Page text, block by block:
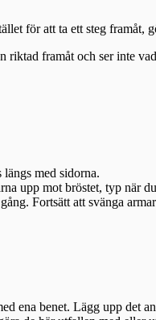
för att ta ett steg
framåt och ser inte
med sidorna.
upp mot bröstet, typ när
Fortsätt att svänga
ena benet. Lägg upp det